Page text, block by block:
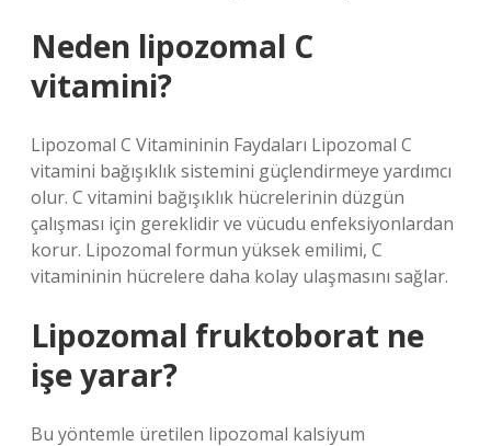
Neden lipozomal C
vitamini?
Lipozomal C Vitamininin Faydaları Lipozomal C
vitamini bağışıklık sistemini güçlendirmeye yardımcı
olur. C vitamini bağışıklık hücrelerinin düzgün
çalışması için gereklidir ve vücudu enfeksiyonlardan
korur. Lipozomal formun yüksek emilimi, C
vitamininin hücrelere daha kolay ulaşmasını sağlar.
Lipozomal fruktoborat ne
işe yarar?
Bu yöntemle üretilen lipozomal kalsiyum